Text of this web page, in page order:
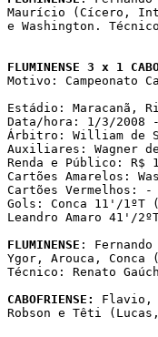
Maurício (Cícero,
e Washington.
FLUMINENSE 3 x 1
Motivo: Campeonato
Estádio: Maracanã,
Data/hora: 1/3/2008 -
Árbitro: William de
Auxiliares: Wagner
Renda e Público: R$
Cartões Amarelos:
Cartões Vermelhos: -
Gols: Conca 11'/
Leandro Amaro 41'/
FLUMINENSE :
Ygor, Arouca, Conca
Técnico: Renato
CABOFRIENSE:
Flavio,
Robson e Têti